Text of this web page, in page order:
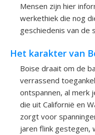
Mensen zijn hier
werkethiek die nog
geschiedenis van de
Het karakter van
Boise draait om de
verrassend
ontspannen, al merk
die uit Californië en
zorgt voor
jaren flink gestegen,